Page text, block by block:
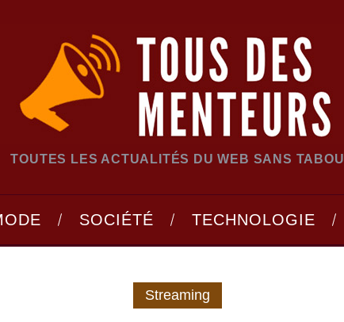
TOUTES LES ACTUALITÉS DU WEB SANS TABOU
SOCIÉTÉ TECHNOLOGIE
Streaming